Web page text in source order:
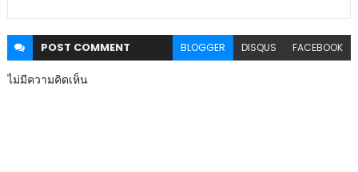
POST COMMENT BLOGGER DISQUS FACEBOOK
ไม่มีความคิดเห็น